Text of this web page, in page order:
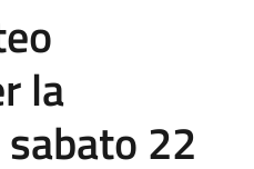
la
22